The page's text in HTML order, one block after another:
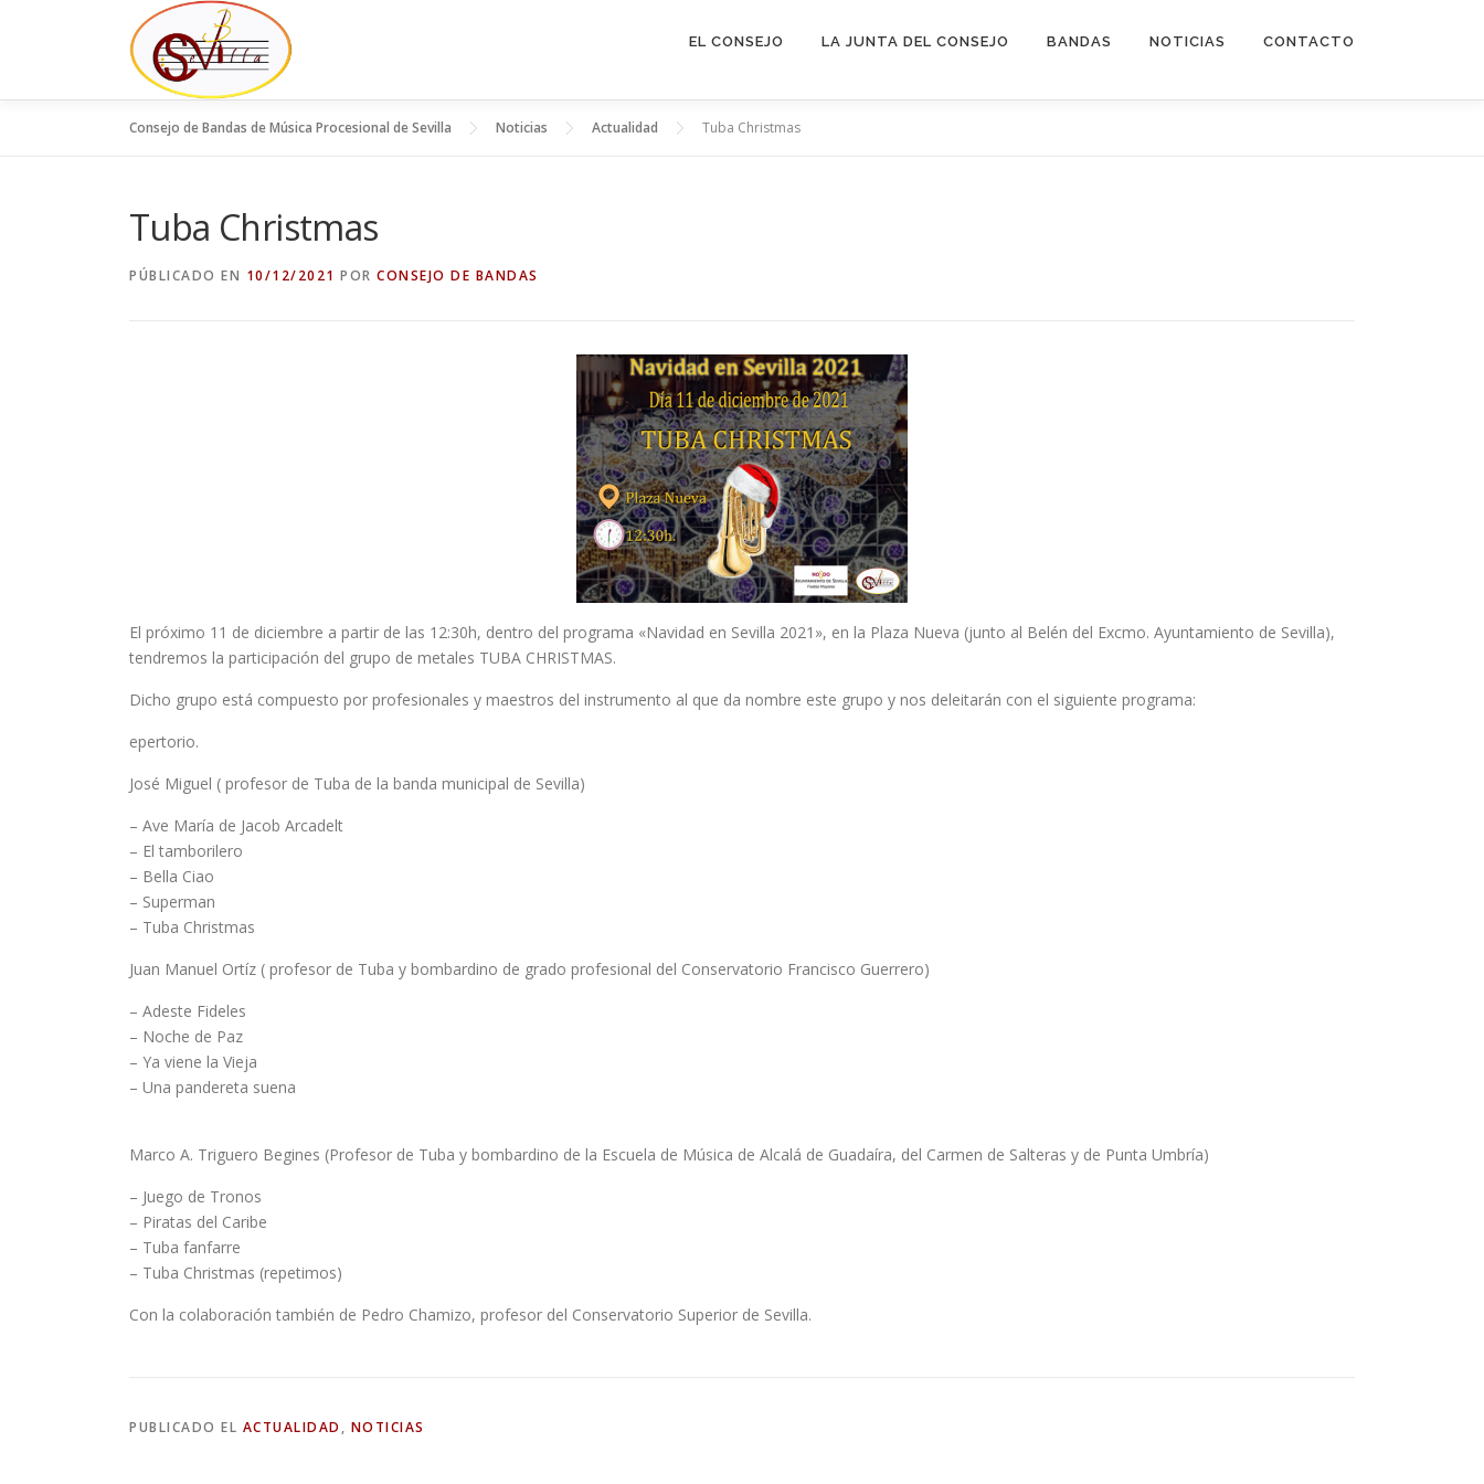
EL CONSEJO LA JUNTA DEL CONSEJO BANDAS NOTICIAS CONTACTO
Consejo de Bandas de Música Procesional de Sevilla Noticias Actualidad Tuba Christmas
Tuba Christmas
PÚBLICADO EN 10/12/2021 POR CONSEJO DE BANDAS
El próximo 11 de diciembre a partir de las 12:30h, dentro del programa «Navidad en Sevilla 2021», en la Plaza Nueva (junto al Belén del Excmo. Ayuntamiento de Sevilla),
tendremos la participación del grupo de metales TUBA CHRISTMAS.
Dicho grupo está compuesto por profesionales y maestros del instrumento al que da nombre este grupo y nos deleitarán con el siguiente programa:
epertorio.
José Miguel ( profesor de Tuba de la banda municipal de Sevilla)
– Ave María de Jacob Arcadelt
– El tamborilero
– Bella Ciao
– Superman
– Tuba Christmas
Juan Manuel Ortíz ( profesor de Tuba y bombardino de grado profesional del Conservatorio Francisco Guerrero)
– Adeste Fideles
– Noche de Paz
– Ya viene la Vieja
– Una pandereta suena
Marco A. Triguero Begines (Profesor de Tuba y bombardino de la Escuela de Música de Alcalá de Guadaíra, del Carmen de Salteras y de Punta Umbría)
– Juego de Tronos
– Piratas del Caribe
– Tuba fanfarre
– Tuba Christmas (repetimos)
Con la colaboración también de Pedro Chamizo, profesor del Conservatorio Superior de Sevilla.
PUBLICADO EL ACTUALIDAD , NOTICIAS